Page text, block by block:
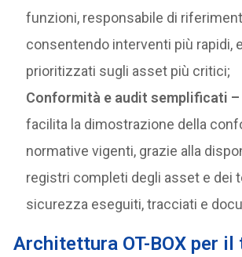
funzioni, responsabile di
consentendo interventi più rapidi,
prioritizzati sugli asset più critici;
Conformità e audit semplificati –
facilita la dimostrazione della
normative vigenti, grazie alla
registri completi degli asset e dei
sicurezza eseguiti, tracciati e
Architettura OT-BOX per